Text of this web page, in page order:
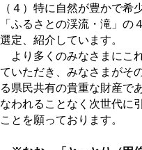
（４）特に自然が豊かで希
「ふるさとの渓流・滝」の
選定、紹介しています。
より多くのみなさまにこ
ていただき、みなさまがそ
る県民共有の貴重な財産で
なわれることなく次世代に
ことを願っております。